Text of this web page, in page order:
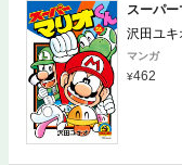
スーパー
沢田ユキ
マンガ
462